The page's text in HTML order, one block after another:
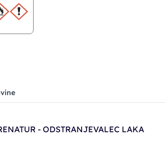
- ODSTRANJEVALEC LAKA